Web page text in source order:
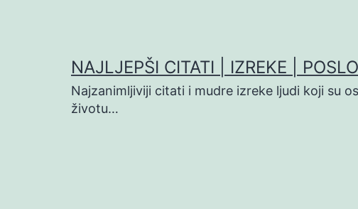
NAJLJEPŠI CITATI | IZREKE |
Najzanimljiviji citati i mudre izreke ljudi koji su
životu…